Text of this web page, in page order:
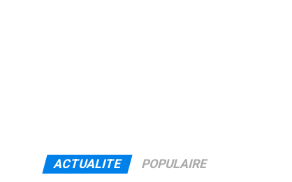
ACTUALITE POPULAIRE